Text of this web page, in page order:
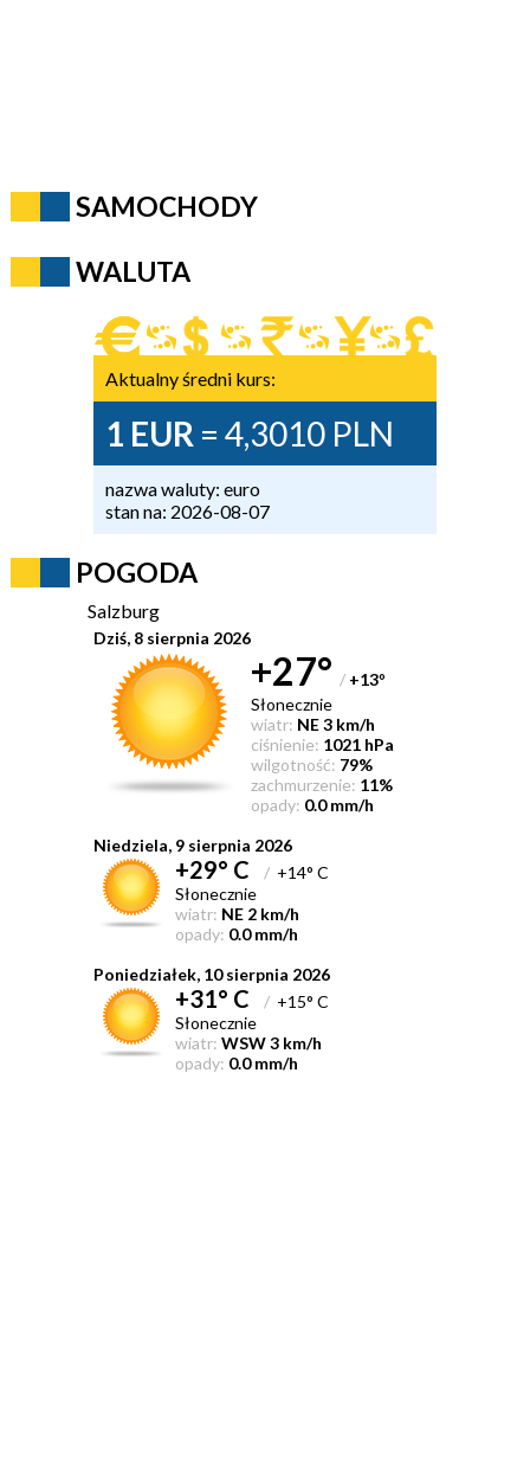
SAMOCHODY
WALUTA
Aktualny średni kurs:
1 EUR = 4,3010 PLN
nazwa waluty: euro
stan na: 2026-08-07
POGODA
Salzburg
Dziś, 8 sierpnia 2026
+27° / +13°
Słonecznie
wiatr: NE 3 km/h
ciśnienie: 1021 hPa
wilgotność: 79%
zachmurzenie: 11%
opady: 0.0 mm/h
Niedziela, 9 sierpnia 2026
+29° C /+14° C
Słonecznie
wiatr: NE 2 km/h
opady: 0.0 mm/h
Poniedziałek, 10 sierpnia 2026
+31° C /+15° C
Słonecznie
wiatr: WSW 3 km/h
opady: 0.0 mm/h